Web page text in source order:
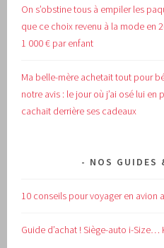
On s’obstine tous à empiler les
que ce choix revenu à la mode en
1 000 € par enfant
Ma belle-mère achetait tout pour
notre avis : le jour où j’ai osé lui en
cachait derrière ses cadeaux
NOS GUIDES
10 conseils pour voyager en avion
Guide d’achat !Siège-auto i-Size…